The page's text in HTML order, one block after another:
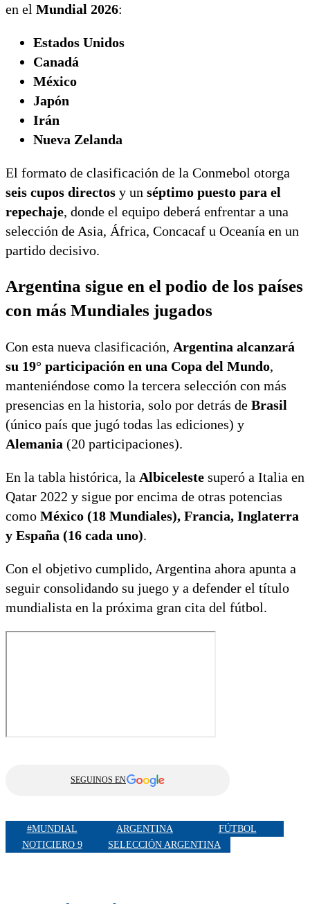
en el Mundial 2026:
Estados Unidos
Canadá
México
Japón
Irán
Nueva Zelanda
El formato de clasificación de la Conmebol otorga
seis cupos directos y un séptimo puesto para el
repechaje, donde el equipo deberá enfrentar a una
selección de Asia, África, Concacaf u Oceanía en un
partido decisivo.
Argentina sigue en el podio de los países
con más Mundiales jugados
Con esta nueva clasificación, Argentina alcanzará
su 19° participación en una Copa del Mundo,
manteniéndose como la tercera selección con más
presencias en la historia, solo por detrás de Brasil
(único país que jugó todas las ediciones) y
Alemania (20 participaciones).
En la tabla histórica, la Albiceleste superó a Italia en
Qatar 2022 y sigue por encima de otras potencias
como México (18 Mundiales), Francia, Inglaterra
y España (16 cada uno).
Con el objetivo cumplido, Argentina ahora apunta a
seguir consolidando su juego y a defender el título
mundialista en la próxima gran cita del fútbol.
SEGUINOS EN
#MUNDIAL ARGENTINA
FÚTBOL
NOTICIERO 9
SELECCIÓN ARGENTINA